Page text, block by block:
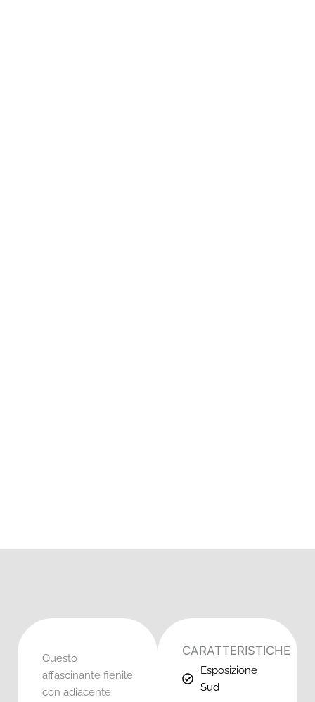
Questo
affascinante fienile
con adiacente
CARATTERISTICHE
Esposizione
Sud